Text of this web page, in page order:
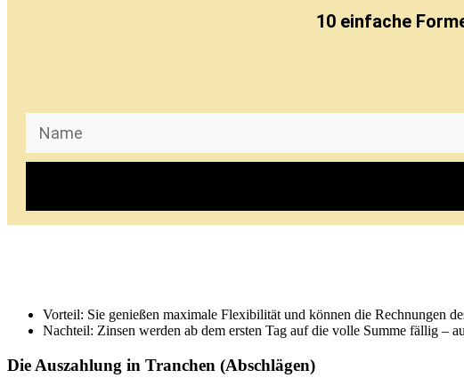
10 einfache
Vorteil: Sie genießen maximale Flexibilität und können die Rechnungen
Nachteil: Zinsen werden ab dem ersten Tag auf die volle Summe fällig –
Die Auszahlung in Tranchen (Abschlägen)